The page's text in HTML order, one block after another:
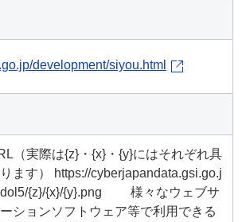
development/siyou.html
（実際は{z}・{x}・{y}にはそれぞれ具
ます） https://cyberjapandata.gsi.go.j
{z}/{x}/{y}.png 様々なウェブサ
ションソフトウェア等で利用できる